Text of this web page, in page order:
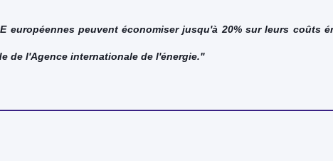
européennes peuvent économiser jusqu'à 20% sur leurs
de l'Agence internationale de l'énergie."